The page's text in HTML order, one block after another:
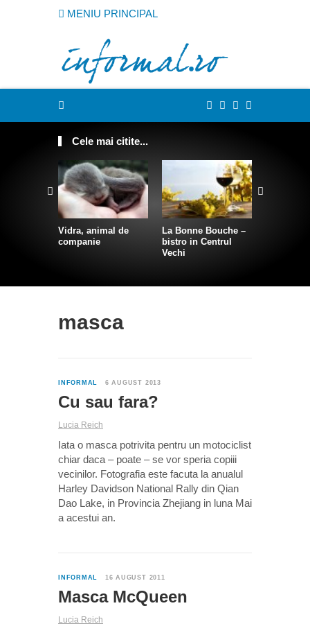
MENIU PRINCIPAL
Cele mai citite...
Vidra, animal de
companie
La Bonne Bouche –
bistro in Centrul
Vechi
masca
INFORMAL 6 AUGUST 2013
Cu sau fara?
Lucia Reich
Iata o masca potrivita pentru un motociclist
chiar daca – poate – se vor speria copiii
vecinilor. Fotografia este facuta la anualul
Harley Davidson National Rally din Qian
Dao Lake, in Provincia Zhejiang in luna Mai
a acestui an.
INFORMAL 16 AUGUST 2011
Masca McQueen
Lucia Reich